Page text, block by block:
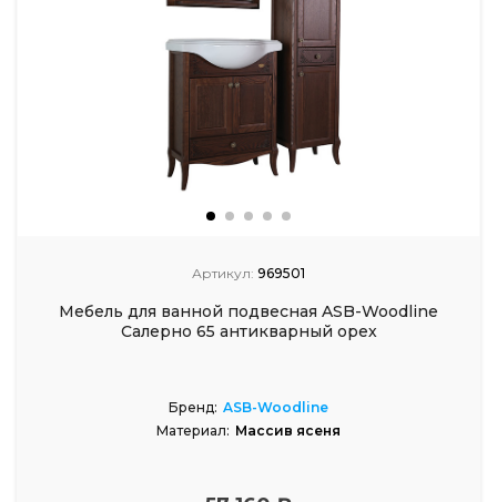
Артикул: 969501
Мебель для ванной подвесная ASB-Woodline
Салерно 65 антикварный орех
Бренд: ASB-Woodline
Материал: Массив ясеня